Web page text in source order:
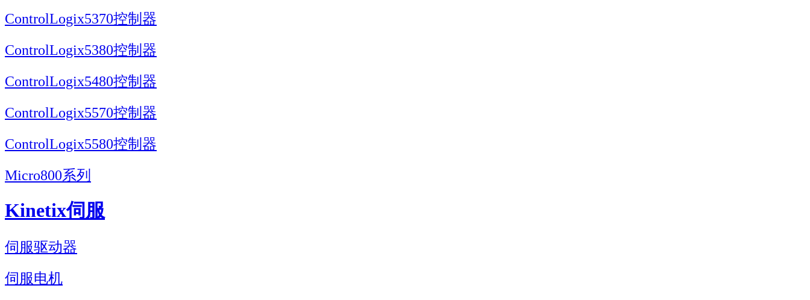
ControlLogix5370控制器
ControlLogix5380控制器
ControlLogix5480控制器
ControlLogix5570控制器
ControlLogix5580控制器
Micro800系列
Kinetix伺服
伺服驱动器
伺服电机